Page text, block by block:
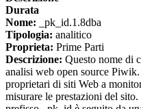
Durata
Nome: _pk_id.1.8dba
Tipologia: analitico
Proprieta: Prime Parti
Descrizione: Questo nome di
analisi web open source
proprietari di siti Web a
misurare le prestazioni del